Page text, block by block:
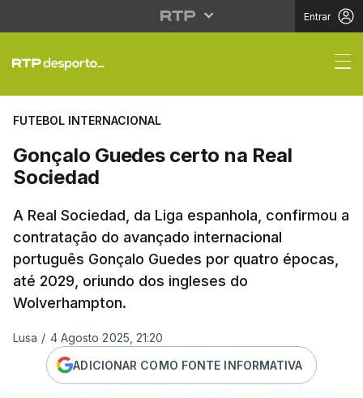
Entrar
Gonçalo Guedes
FUTEBOL INTERNACIONAL
Gonçalo Guedes certo na Real
Sociedad
A Real Sociedad, da Liga espanhola, confirmou a
contratação do avançado internacional
português Gonçalo Guedes por quatro épocas,
até 2029, oriundo dos ingleses do
Wolverhampton.
Lusa / 4 Agosto 2025, 21:20
ADICIONAR COMO FONTE INFORMATIVA